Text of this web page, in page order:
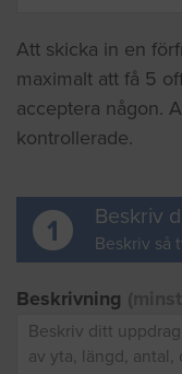
Att skicka in en
maximalt att få 5
acceptera någon.
kontrollerade.
1 Beskriv
Beskriv så
Beskrivning